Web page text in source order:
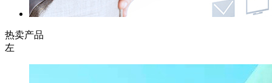
热卖产品
左